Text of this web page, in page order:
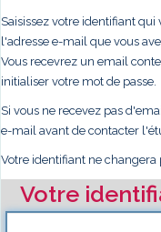
Saisissez votre identifiant
l'adresse e-mail que vous
Vous recevrez un email
initialiser votre mot de passe.
Si vous ne recevez pas
e-mail avant de contacter
Votre identifiant ne changera
Votre